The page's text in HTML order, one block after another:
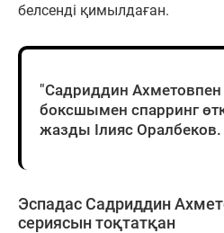
белсенді қимылдаған.
"Садриддин Ахметовпен
боксшымен спарринг
жазды Ілияс Оралбеков.
Эспадас Садриддин
сериясын тоқтатқан